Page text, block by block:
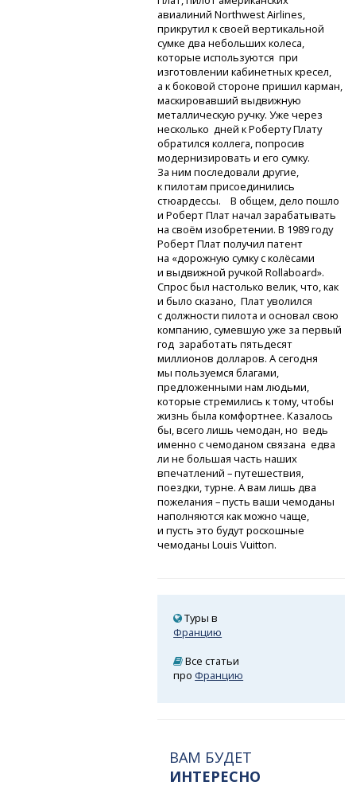
авиалиний Northwest Airlines,
прикрутил к своей вертикальной
сумке два небольших колеса,
которые используются при
изготовлении кабинетных кресел,
а к боковой стороне пришил карман,
маскировавший выдвижную
металлическую ручку. Уже через
несколько дней к Роберту Плату
обратился коллега, попросив
модернизировать и его сумку.
За ним последовали другие,
к пилотам присоединились
стюардессы. В общем, дело пошло
и Роберт Плат начал зарабатывать
на своём изобретении. В 1989 году
Роберт Плат получил патент
на «дорожную сумку с колёсами
и выдвижной ручкой Rollaboard».
Спрос был настолько велик, что, как
и было сказано, Плат уволился
с должности пилота и основал свою
компанию, сумевшую уже за первый
год заработать пятьдесят
миллионов долларов. А сегодня
мы пользуемся благами,
предложенными нам людьми,
которые стремились к тому, чтобы
жизнь была комфортнее. Казалось
бы, всего лишь чемодан, но ведь
именно с чемоданом связана едва
ли не большая часть наших
впечатлений – путешествия,
поездки, турне. А вам лишь два
пожелания – пусть ваши чемоданы
наполняются как можно чаще,
и пусть это будут роскошные
чемоданы Louis Vuitton.
Туры в
Францию
Все статьи
про Францию
ВАМ БУДЕТ
ИНТЕРЕСНО